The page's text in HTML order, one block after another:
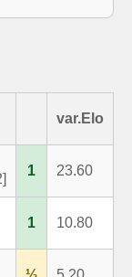
var.Elo
1 23.60
1 10.80